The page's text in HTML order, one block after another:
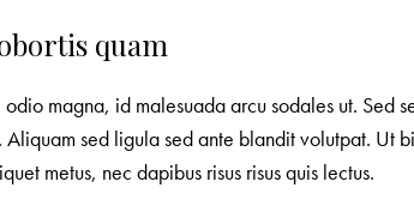
quam
magna, id malesuada arcu sodales ut. Sed
sed ligula sed ante blandit volutpat. Ut
metus, nec dapibus risus risus quis lectus.